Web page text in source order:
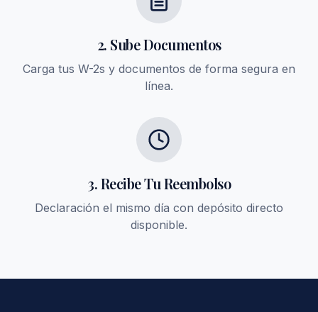
2. Sube Documentos
Carga tus W-2s y documentos de forma segura en
línea.
3. Recibe Tu Reembolso
Declaración el mismo día con depósito directo
disponible.